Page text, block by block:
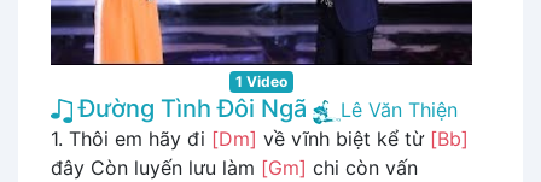
1 Video
Đường Tình Đôi Ngã
Lê Văn Thiện
1. Thôi em hãy đi [Dm] về vĩnh biệt kể từ [Bb]
đây Còn luyến lưu làm [Gm] chi còn vấn